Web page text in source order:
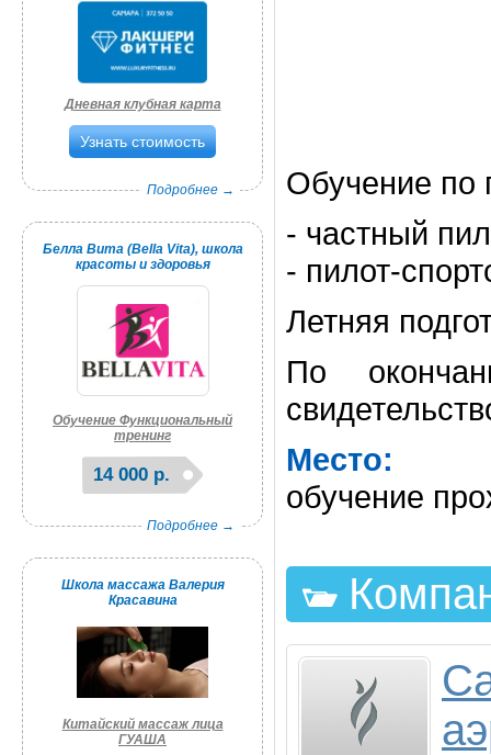
Дневная клубная карта
Узнать стоимость
Подробнее →
Белла Вита (Bella Vita), школа
красоты и здоровья
Обучение Функциональный
тренинг
14 000 р.
Подробнее →
Школа массажа Валерия
Красавина
Китайский массаж лица
ГУАША
Обучение по
- частный
- пилот-
Летняя
По
Место:
обучение